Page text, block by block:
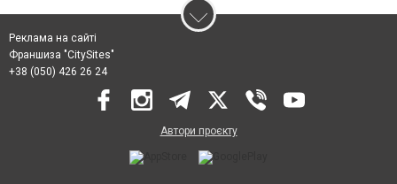
Реклама на сайті
Франшиза "CitySites"
+38 (050) 426 26 24
Автори проєкту